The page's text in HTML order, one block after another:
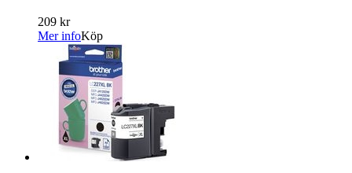
209 kr
Mer infoKöp